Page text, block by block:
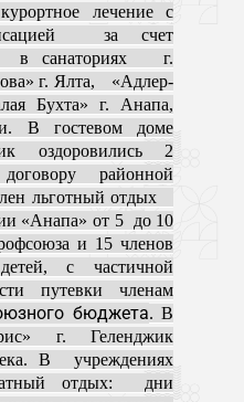
лечение с
за счет
в санаториях г.
г. Ялта, «Адлер-
Бухта» г. Анапа,
В гостевом доме
оздоровились 2
районной
льготный отдых
«Анапа» от 5 до 10
и 15 членов
с частичной
путевки членам
бюджета. В
г. Геленджик
В учреждениях
отдых: дни